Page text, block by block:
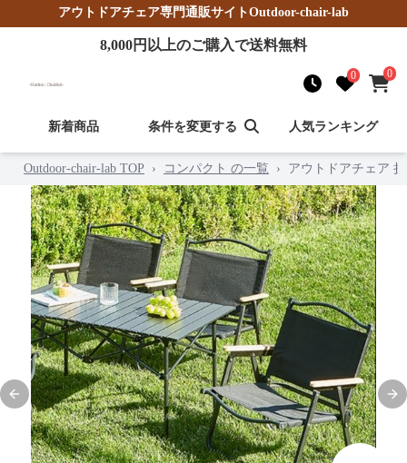
アウトドアチェア専門通販サイトOutdoor-chair-lab
8,000円以上のご購入で送料無料
0 0
新着商品 条件を変更する 人気ランキング
Outdoor-chair-lab TOP › コンパクト の一覧 › アウトドアチェア
Previous slide